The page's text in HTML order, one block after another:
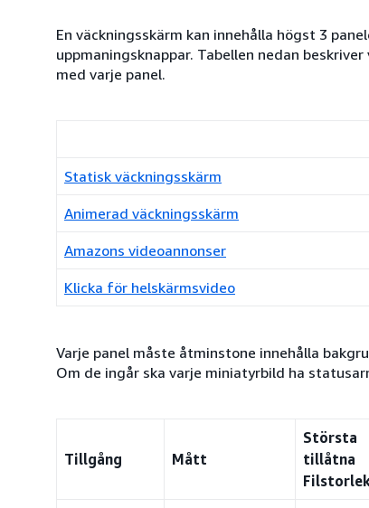
En väckningsskärm kan innehålla högst 3
uppmaningsknappar. Tabellen nedan
med varje panel.
Statisk väckningsskärm
Animerad väckningsskärm
Amazons videoannonser
Klicka för helskärmsvideo
Varje panel måste åtminstone innehålla
Om de ingår ska varje miniatyrbild ha
Tillgång Mått
Största
tillåtna